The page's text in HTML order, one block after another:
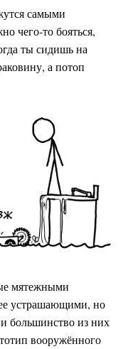
самыми
чего-то бояться,
ты сидишь на
а потоп
мятежными
устрашающими, но
большинство из них
вооружённого